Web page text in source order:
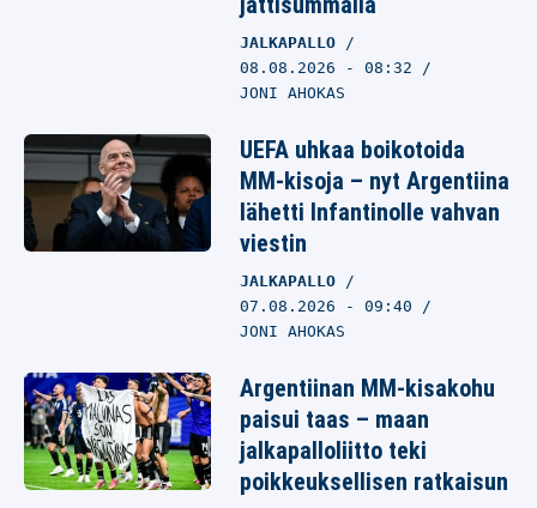
JALKAPALLO
08.08.2026 - 08:32
JONI AHOKAS
UEFA uhkaa boikotoida
MM-kisoja – nyt Argentiina
lähetti Infantinolle vahvan
viestin
JALKAPALLO
07.08.2026 - 09:40
JONI AHOKAS
Argentiinan MM-kisakohu
paisui taas – maan
jalkapalloliitto teki
poikkeuksellisen ratkaisun